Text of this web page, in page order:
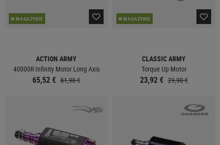
W MAGAZYNIE
ACTION ARMY
40000R Infinity Motor Long Axis
65,52 € 81,90 €
W MAGAZYNIE
CLASSIC ARMY
Torque Up Motor
23,92 € 29,90 €